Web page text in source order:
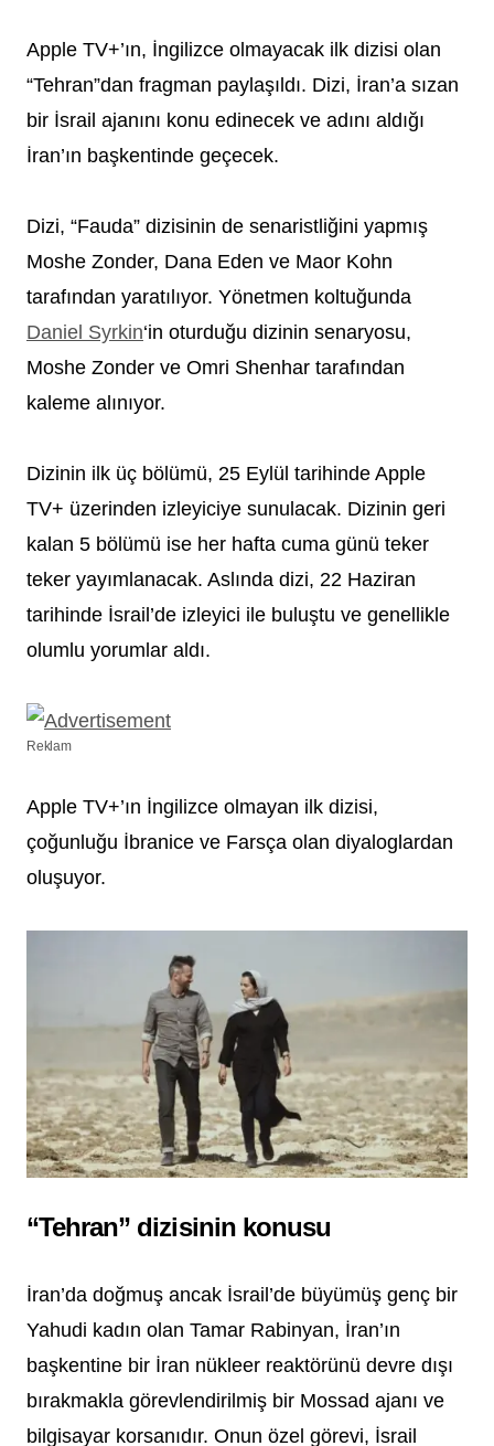
Apple TV+’ın, İngilizce olmayacak ilk dizisi olan
“Tehran”dan fragman paylaşıldı. Dizi, İran’a sızan
bir İsrail ajanını konu edinecek ve adını aldığı
İran’ın başkentinde geçecek.
Dizi, “Fauda” dizisinin de senaristliğini yapmış
Moshe Zonder, Dana Eden ve Maor Kohn
tarafından yaratılıyor. Yönetmen koltuğunda
Daniel Syrkin‘in oturduğu dizinin senaryosu,
Moshe Zonder ve Omri Shenhar tarafından
kaleme alınıyor.
Dizinin ilk üç bölümü, 25 Eylül tarihinde Apple
TV+ üzerinden izleyiciye sunulacak. Dizinin geri
kalan 5 bölümü ise her hafta cuma günü teker
teker yayımlanacak. Aslında dizi, 22 Haziran
tarihinde İsrail’de izleyici ile buluştu ve genellikle
olumlu yorumlar aldı.
Reklam
Apple TV+’ın İngilizce olmayan ilk dizisi,
çoğunluğu İbranice ve Farsça olan diyaloglardan
oluşuyor.
“Tehran” dizisinin konusu
İran’da doğmuş ancak İsrail’de büyümüş genç bir
Yahudi kadın olan Tamar Rabinyan, İran’ın
başkentine bir İran nükleer reaktörünü devre dışı
bırakmakla görevlendirilmiş bir Mossad ajanı ve
bilgisayar korsanıdır. Onun özel görevi, İsrail